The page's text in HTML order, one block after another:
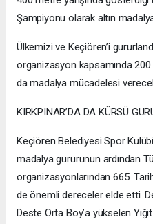
Şampiyonu olarak altın
Ülkemizi ve Keçiören’i
organizasyon kapsamında
da madalya mücadelesi
KIRKPINAR’DA DA KÜRSÜ
Keçiören Belediyesi Spor
madalya gururunun ardından
organizasyonlarından 665.
de önemli dereceler elde etti.
Deste Orta Boy’a yükselen